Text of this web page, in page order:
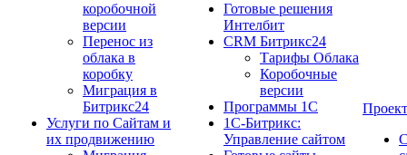
коробочной
версии
Перенос из
облака в
коробку
Миграция в
Битрикс24
Услуги по Сайтам и
их продвижению
Готовые решения
Интелбит
CRM Битрикс24
Тарифы Облака
Коробочные
версии
Программы 1С
1C-Битрикс:
Управление сайтом